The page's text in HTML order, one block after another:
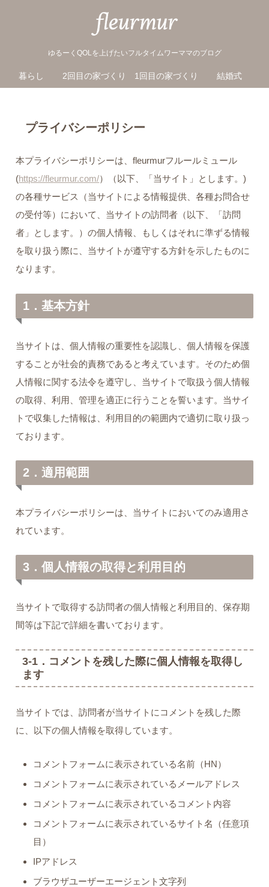
ゆるーくQOLを上げたいフルタイムワーママのブログ
暮らし 2回目の家づくり 1回目の家づくり 結婚式
プライバシーポリシー
本プライバシーポリシーは、fleurmurフルールミュール
(https://fleurmur.com/）（以下、「当サイト」とします。)
の各種サービス（当サイトによる情報提供、各種お問合せ
の受付等）において、当サイトの訪問者（以下、「訪問
者」とします。）の個人情報、もしくはそれに準ずる情報
を取り扱う際に、当サイトが遵守する方針を示したものに
なります。
1．基本方針
当サイトは、個人情報の重要性を認識し、個人情報を保護
することが社会的責務であると考えています。そのため個
人情報に関する法令を遵守し、当サイトで取扱う個人情報
の取得、利用、管理を適正に行うことを誓います。当サイ
トで収集した情報は、利用目的の範囲内で適切に取り扱っ
ております。
2．適用範囲
本プライバシーポリシーは、当サイトにおいてのみ適用さ
れています。
3．個人情報の取得と利用目的
当サイトで取得する訪問者の個人情報と利用目的、保存期
間等は下記で詳細を書いております。
3-1．コメントを残した際に個人情報を取得し
ます
当サイトでは、訪問者が当サイトにコメントを残した際
に、以下の個人情報を取得しています。
コメントフォームに表示されている名前（HN）
コメントフォームに表示されているメールアドレス
コメントフォームに表示されているコメント内容
コメントフォームに表示されているサイト名（任意項
目）
IPアドレス
ブラウザユーザーエージェント文字列